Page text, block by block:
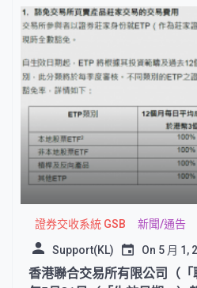
證券交收系統 GSB 新聞/通告
Support(KL) On 5 月 1,
香港聯合交易所有限公司（